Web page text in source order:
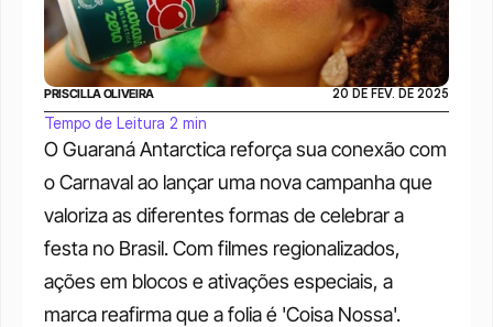
O Guaraná Antarctica reforça sua conexão com
o Carnaval ao lançar uma nova campanha que
valoriza as diferentes formas de celebrar a
festa no Brasil. Com filmes regionalizados,
ações em blocos e ativações especiais, a
marca reafirma que a folia é 'Coisa Nossa'.
PRISCILLA OLIVEIRA 20 DE FEV. DE 2025
Tempo de Leitura 2 min